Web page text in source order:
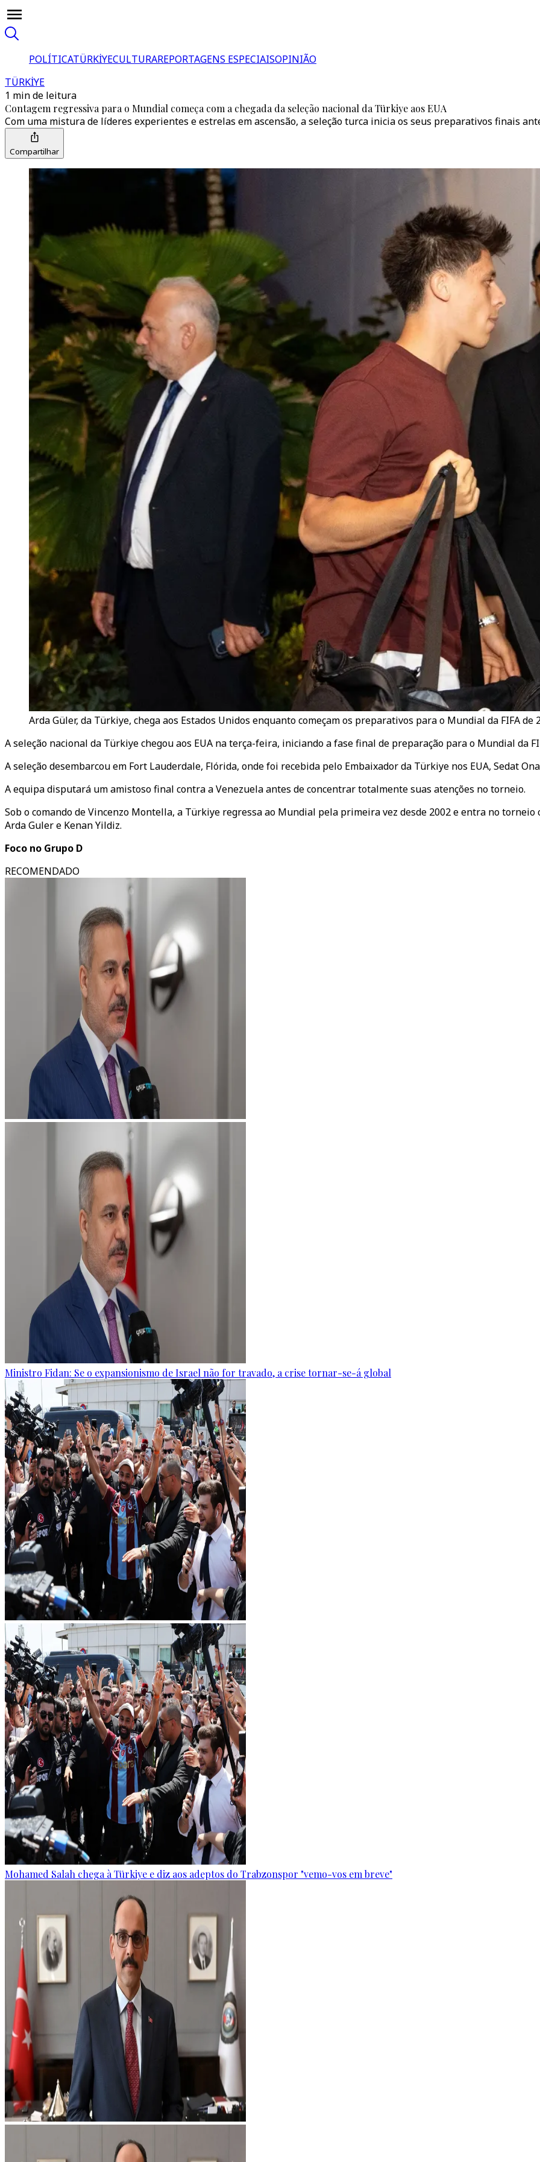
POLÍTICATÜRKİYECULTURAREPORTAGENS ESPECIAISOPINIÃO
TÜRKİYE
1 min de leitura
Contagem regressiva para o Mundial começa com a chegada da seleção nacional da Türkiye aos EUA
Com uma mistura de líderes experientes e estrelas em ascensão, a seleção turca inicia os seus preparativos finais
Compartilhar
Arda Güler, da Türkiye, chega aos Estados Unidos enquanto começam os preparativos para o Mundial da FIFA de
A seleção nacional da Türkiye chegou aos EUA na terça-feira, iniciando a fase final de preparação para o Mundial da
A seleção desembarcou em Fort Lauderdale, Flórida, onde foi recebida pelo Embaixador da Türkiye nos EUA, Sedat
A equipa disputará um amistoso final contra a Venezuela antes de concentrar totalmente suas atenções no torneio.
Sob o comando de Vincenzo Montella, a Türkiye regressa ao Mundial pela primeira vez desde 2002 e entra no
Arda Guler e Kenan Yildiz.
Foco no Grupo D
RECOMENDADO
Ministro Fidan: Se o expansionismo de Israel não for travado, a crise tornar-se-á global
Mohamed Salah chega à Türkiye e diz aos adeptos do Trabzonspor "vemo-vos em breve"